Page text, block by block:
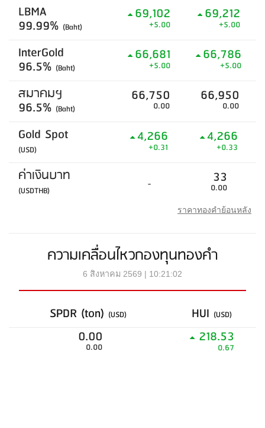
LBMA
99.99% (Baht)
69,102
+5.00
69,212
+5.00
InterGold
96.5% (Baht)
66,681
+5.00
66,786
+5.00
สมาคมฯ
96.5% (Baht)
66,750
0.00
66,950
0.00
Gold Spot
(USD)
4,266
+0.31
4,266
+0.33
ค่าเงินบาท
(USDTHB) - 33
0.00
ราคาทองคำย้อนหลัง
ความเคลื่อนไหวกองทุนทองคำ
6 สิงหาคม 2569 | 10:21:02
SPDR (ton) (USD) HUI (USD)
0.00
0.00
218.53
0.67